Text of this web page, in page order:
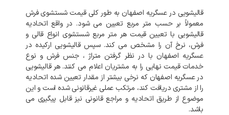
قالیشویی درعسگریه اصفهان به طورکلی قیمت شستشوی فرش
معمولاً بر حسب متر مربع تعیین می شود. در واقع اتحادیه
قالیشویی با تعیین قیمت هر متر مربع شستشوی انواع قالی و
فرش، نرخ آن را مشخص می کند.سپس قالیشویی ارکیده در
عسگریه اصفهان با در نظر گرفتن متراژ ، جنس فرش و نوع
خدمات قیمت نهایی را به مشتریان اعلام می کنند.هر قالیشویی
درعسگریه اصفهان که نرخی بیشتر از مقدارتعیین شده اتحادیه
را از مشتری دریافت کند، مرتکب عملی غیرقانونی شده است و این
موضوع از طریق اتحادیه و مراجع قانونی نیز قابل پیگیری می
باشد.